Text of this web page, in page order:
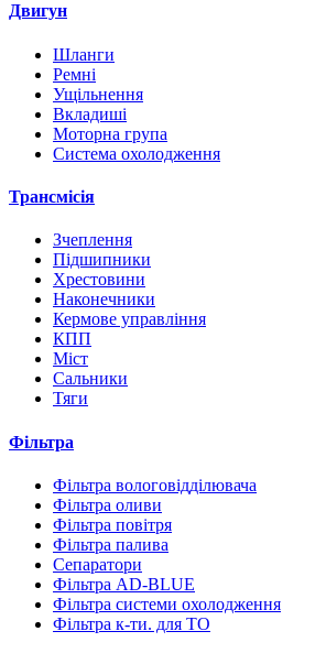
Двигун
Шланги
Ремні
Ущільнення
Вкладиші
Моторна група
Система охолодження
Трансмісія
Зчеплення
Підшипники
Хрестовини
Наконечники
Кермове управління
КПП
Міст
Сальники
Тяги
Фільтра
Фільтра вологовідділювача
Фільтра оливи
Фільтра повітря
Фільтра палива
Сепаратори
Фільтра AD-BLUE
Фільтра системи охолодження
Фільтра к-ти. для ТО